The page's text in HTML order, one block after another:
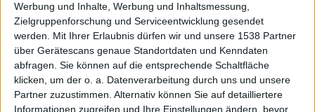
Werbung und Inhalte, Werbung und Inhaltsmessung,
Zielgruppenforschung und Serviceentwicklung gesendet
werden.
Mit Ihrer Erlaubnis dürfen wir und unsere 1538 Partner
über Gerätescans genaue Standortdaten und Kenndaten
abfragen. Sie können auf die entsprechende Schaltfläche
klicken, um der o. a. Datenverarbeitung durch uns und unsere
Partner zuzustimmen. Alternativ können Sie auf detailliertere
Informationen zugreifen und Ihre Einstellungen ändern, bevor
Unter dem Strich machen Raben-Freunde hier nichts
falsch. Wenn man die RAVEN Live-Alben im Kontext
betrachtet, ist “Screaming Murder Death From Above:
Live In Aalborg” einfach nur der nächste logische Schritt,
da es mit jedem neuen Drummer auch ein neues Live-
Album gab. Man kann die Power einer RAVEN-Show auf